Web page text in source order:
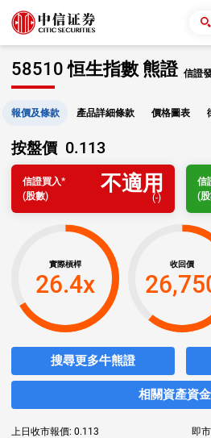
58510 恒生指數 熊證 信證
報價及條款 產品詳細條款 價格圖表
按盤價 0.113
信證買入*
(股數)
不適用
(-)
信
(
實際槓桿
26.4x
收回價
搜尋更多牛熊證
相關資產資
上日收市報價: 0.113 即